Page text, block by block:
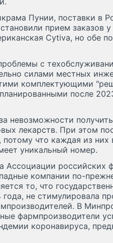
Пунии, поставки в
прием заказов
Cytiva, но обе
с
силами местных
комплектующими
после
невозможности
лекарств. При этом
потому что каждая из них
уникальный номер.
Ассоциации российских
компании по-
то, что
не стимулировала
В
фармпроизводители
коронавируса,